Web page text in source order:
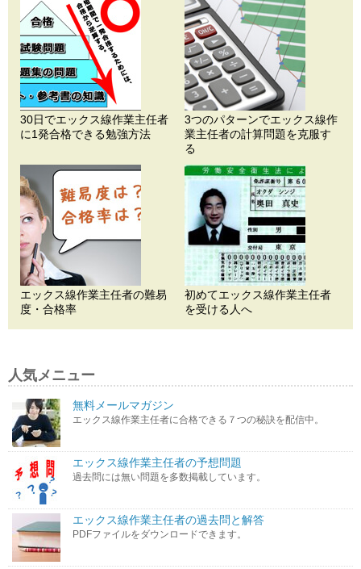
30日でエックス線作業主任者
に1発合格できる勉強方法
3つのパターンでエックス線作
業主任者の計算問題を克服す
る
エックス線作業主任者の難易
度・合格率
初めてエックス線作業主任者
を受ける人へ
人気メニュー
無料メールマガジン
エックス線作業主任者に合格できる７つの秘訣を配信中。
エックス線作業主任者の予想問題
過去問には無い問題を多数掲載しています。
エックス線作業主任者の過去問と解答
PDFファイルをダウンロードできます。